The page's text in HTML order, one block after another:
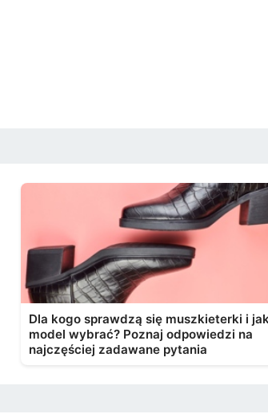
Dla kogo sprawdzą się muszkieterki i
model wybrać? Poznaj odpowiedzi na
najczęściej zadawane pytania